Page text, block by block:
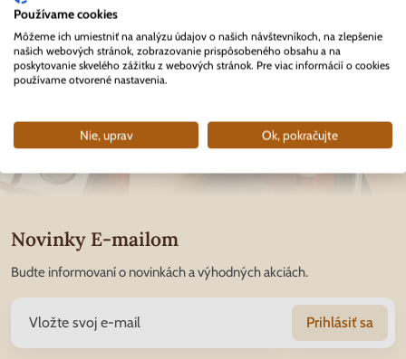
Novinky E-mailom
Budte informovaní o novinkách a výhodných akciách.
Prihlásiť sa
Používame cookies
Môžeme ich umiestniť na analýzu údajov o našich návštevníkoch, na zlepšenie
našich webových stránok, zobrazovanie prispôsobeného obsahu a na
poskytovanie skvelého zážitku z webových stránok. Pre viac informácií o cookies
používame otvorené nastavenia.
Nie, uprav Ok, pokračujte